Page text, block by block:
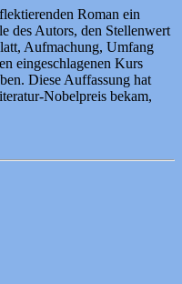
Roman ein
des Autors, den Stellenwert
Aufmachung, Umfang
eingeschlagenen Kurs
Diese Auffassung hat
Nobelpreis bekam,